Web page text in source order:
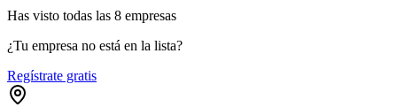
Has visto todas las 8 empresas
¿Tu empresa no está en la lista?
Regístrate gratis